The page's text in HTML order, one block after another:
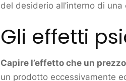
del desiderio all’interno di
Gli effetti
Capire l’effetto che un
un prodotto eccessivamente